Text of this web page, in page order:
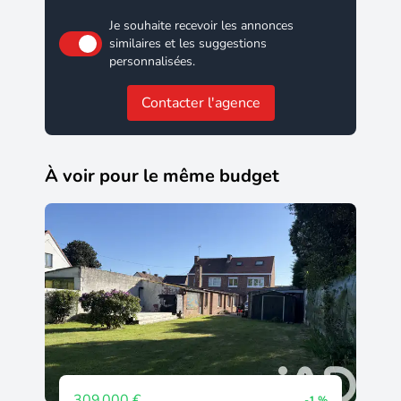
Je souhaite recevoir les annonces
similaires et les suggestions
personnalisées.
Contacter l'agence
À voir pour le même budget